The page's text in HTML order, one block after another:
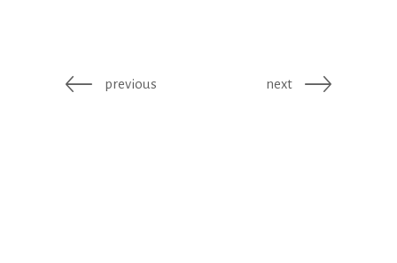
previous next